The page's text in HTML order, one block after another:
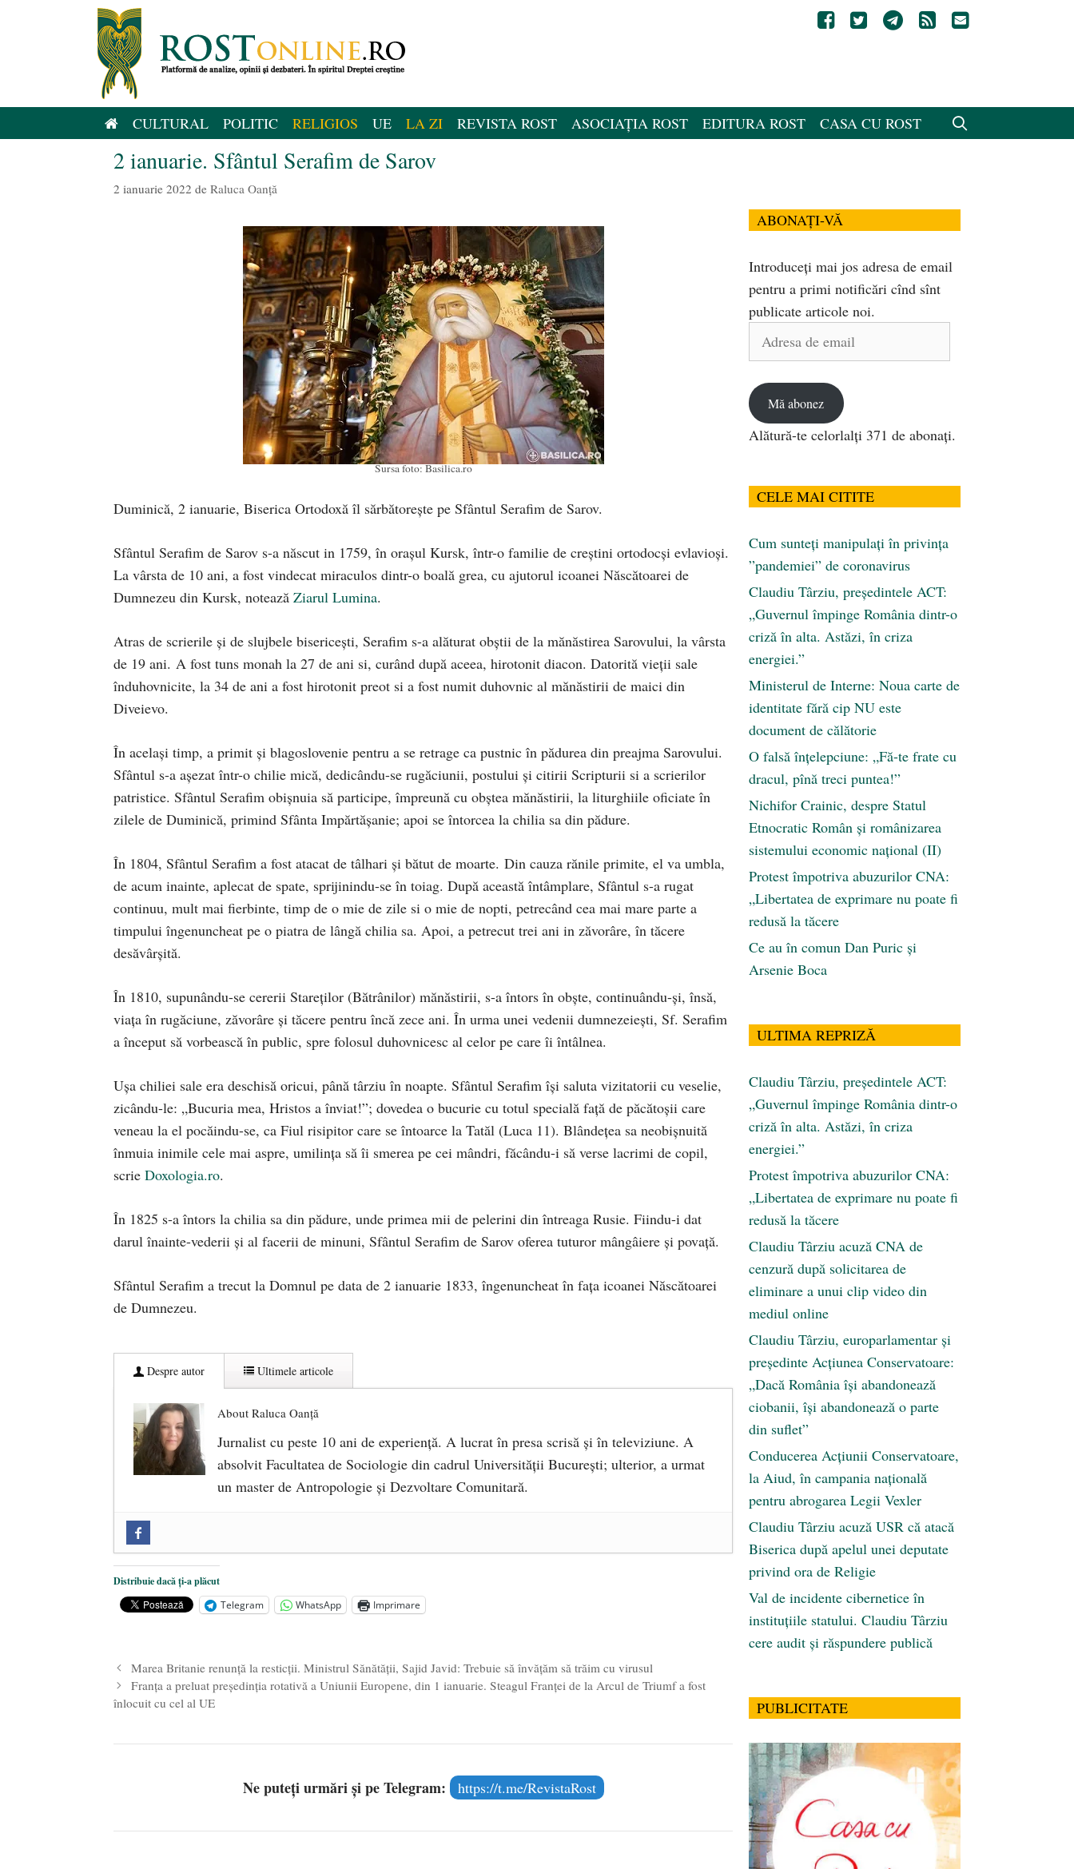
CULTURAL POLITIC RELIGIOS UE LA ZI REVISTA ROST ASOCIAȚIA ROST EDITURA ROST CASA CU ROST
2 ianuarie. Sfântul Serafim de Sarov
2 ianuarie 2022 de Raluca Oanță
Sursa foto: Basilica.ro
Duminică, 2 ianuarie, Biserica Ortodoxă îl sărbătorește pe Sfântul Serafim de Sarov.
Sfântul Serafim de Sarov s-a născut in 1759, în orașul Kursk, într-o familie de creștini ortodocși evlavioși.
La vârsta de 10 ani, a fost vindecat miraculos dintr-o boală grea, cu ajutorul icoanei Născătoarei de
Dumnezeu din Kursk, notează Ziarul Lumina.
Atras de scrierile și de slujbele bisericești, Serafim s-a alăturat obștii de la mănăstirea Sarovului, la vârsta
de 19 ani. A fost tuns monah la 27 de ani si, curând după aceea, hirotonit diacon. Datorită vieții sale
înduhovnicite, la 34 de ani a fost hirotonit preot si a fost numit duhovnic al mănăstirii de maici din
Diveievo.
În același timp, a primit și blagoslovenie pentru a se retrage ca pustnic în pădurea din preajma Sarovului.
Sfântul s-a așezat într-o chilie mică, dedicându-se rugăciunii, postului și citirii Scripturii si a scrierilor
patristice. Sfântul Serafim obișnuia să participe, împreună cu obștea mănăstirii, la liturghiile oficiate în
zilele de Duminică, primind Sfânta Impărtășanie; apoi se întorcea la chilia sa din pădure.
În 1804, Sfântul Serafim a fost atacat de tâlhari și bătut de moarte. Din cauza rănile primite, el va umbla,
de acum inainte, aplecat de spate, sprijinindu-se în toiag. După această întâmplare, Sfântul s-a rugat
continuu, mult mai fierbinte, timp de o mie de zile si o mie de nopti, petrecând cea mai mare parte a
timpului îngenuncheat pe o piatra de lângă chilia sa. Apoi, a petrecut trei ani in zăvorâre, în tăcere
desăvârșită.
În 1810, supunându-se cererii Stareților (Bătrânilor) mănăstirii, s-a întors în obște, continuându-și, însă,
viața în rugăciune, zăvorâre și tăcere pentru încă zece ani. În urma unei vedenii dumnezeiești, Sf. Serafim
a început să vorbească în public, spre folosul duhovnicesc al celor pe care îi întâlnea.
Ușa chiliei sale era deschisă oricui, până târziu în noapte. Sfântul Serafim își saluta vizitatorii cu veselie,
zicându-le: „Bucuria mea, Hristos a înviat!”; dovedea o bucurie cu totul specială față de păcătoșii care
veneau la el pocăindu-se, ca Fiul risipitor care se întoarce la Tatăl (Luca 11). Blândețea sa neobișnuită
înmuia inimile cele mai aspre, umilința să îi smerea pe cei mândri, făcându-i să verse lacrimi de copil,
scrie Doxologia.ro.
În 1825 s-a întors la chilia sa din pădure, unde primea mii de pelerini din întreaga Rusie. Fiindu-i dat
darul înainte-vederii și al facerii de minuni, Sfântul Serafim de Sarov oferea tuturor mângâiere și povață.
Sfântul Serafim a trecut la Domnul pe data de 2 ianuarie 1833, îngenuncheat în fața icoanei Născătoarei
de Dumnezeu.
Despre autor Ultimele articole
About Raluca Oanță
Jurnalist cu peste 10 ani de experiență. A lucrat în presa scrisă și în televiziune. A
absolvit Facultatea de Sociologie din cadrul Universității București; ulterior, a urmat
un master de Antropologie și Dezvoltare Comunitară.
comemorat la 102 ani de la naștere - 29 iulie 2024
„Carnea cultivată” în laborator, tot mai aproape de autorizare pentru comercializare în UE
iulie 2024
Distribuie dacă ți-a plăcut
Telegram
WhatsApp Imprimare
Marea Britanie renunță la resticții. Ministrul Sănătăţii, Sajid Javid: Trebuie să învăţăm să trăim cu virusul
Franţa a preluat preşedinţia rotativă a Uniunii Europene, din 1 ianuarie. Steagul Franței de la Arcul de Triumf a fost
înlocuit cu cel al UE
Ne puteți urmări și pe Telegram: https://t.me/RevistaRost
ABONAȚI-VĂ
Introduceți mai jos adresa de email
pentru a primi notificări cînd sînt
publicate articole noi.
Adresa
Mă abonez
Alătură-te celorlalți 371 de abonați.
CELE MAI CITITE
Cum sunteți manipulați în privința
”pandemiei” de coronavirus
Claudiu Târziu, președintele ACT:
„Guvernul împinge România dintr-o
criză în alta. Astăzi, în criza
energiei.”
Ministerul de Interne: Noua carte de
identitate fără cip NU este
document de călătorie
O falsă înțelepciune: „Fă-te frate cu
dracul, pînă treci puntea!”
Nichifor Crainic, despre Statul
Etnocratic Român şi românizarea
sistemului economic naţional (II)
Protest împotriva abuzurilor CNA:
„Libertatea de exprimare nu poate fi
redusă la tăcere
Ce au în comun Dan Puric şi
Arsenie Boca
ULTIMA REPRIZĂ
Claudiu Târziu, președintele ACT:
„Guvernul împinge România dintr-o
criză în alta. Astăzi, în criza
energiei.”
Protest împotriva abuzurilor CNA:
„Libertatea de exprimare nu poate fi
redusă la tăcere
Claudiu Târziu acuză CNA de
cenzură după solicitarea de
eliminare a unui clip video din
mediul online
Claudiu Târziu, europarlamentar și
președinte Acțiunea Conservatoare:
„Dacă România își abandonează
ciobanii, își abandonează o parte
din suflet”
Conducerea Acțiunii Conservatoare,
la Aiud, în campania națională
pentru abrogarea Legii Vexler
Claudiu Târziu acuză USR că atacă
Biserica după apelul unei deputate
privind ora de Religie
Val de incidente cibernetice în
instituțiile statului. Claudiu Târziu
cere audit și răspundere publică
PUBLICITATE